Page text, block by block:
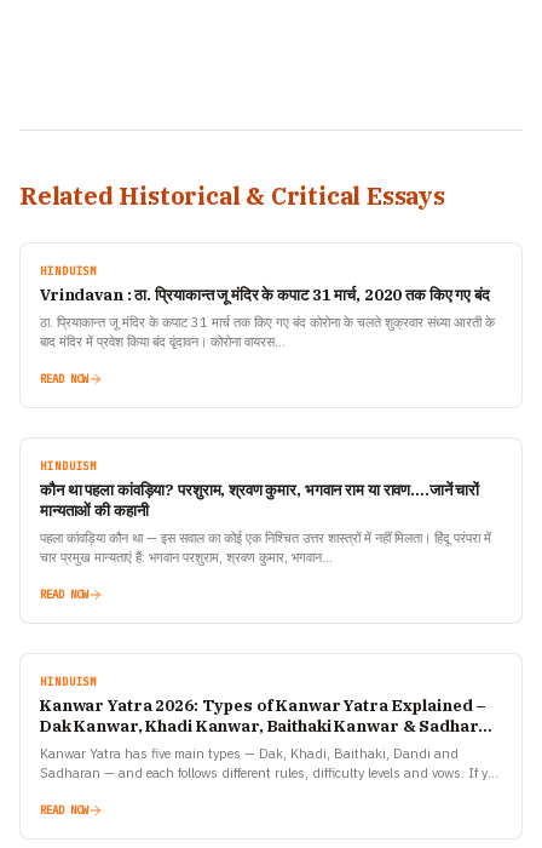
Related Historical & Critical Essays
HINDUISM
Vrindavan : ठा. प्रियाकान्त जू मंदिर के कपाट 31 मार्च, 2020 तक किए गए बंद
ठा. प्रियाकान्त जू मंदिर के कपाट 31 मार्च तक किए गए बंद कोरोना के चलते शुक्रवार संध्या आरती के
बाद मंदिर में प्रवेश किया बंद वृंदावन। कोरोना वायरस…
READ NOW
HINDUISM
कौन था पहला कांवड़िया? परशुराम, श्रवण कुमार, भगवान राम या रावण….जानें चारों
मान्यताओं की कहानी
पहला कांवड़िया कौन था — इस सवाल का कोई एक निश्चित उत्तर शास्त्रों में नहीं मिलता। हिंदू परंपरा में
चार प्रमुख मान्यताएं हैं: भगवान परशुराम, श्रवण कुमार, भगवान…
READ NOW
HINDUISM
Kanwar Yatra 2026: Types of Kanwar Yatra Explained –
Dak Kanwar, Khadi Kanwar, Baithaki Kanwar & Sadharan
Kanwar
Kanwar Yatra has five main types — Dak, Khadi, Baithaki, Dandi and
Sadharan — and each follows different rules, difficulty levels and vows. If you
READ NOW